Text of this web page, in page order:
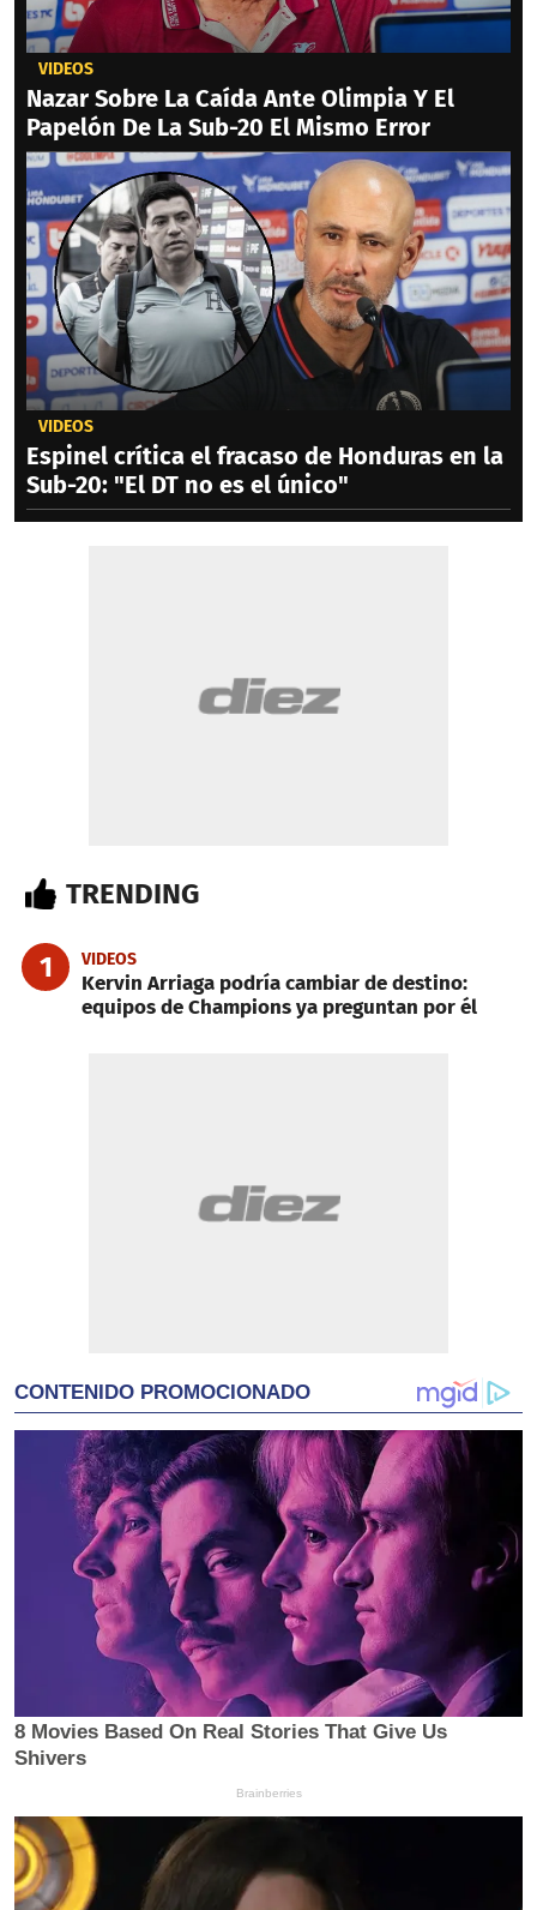
VIDEOS
Nazar Sobre La Caída Ante Olimpia Y El
Papelón De La Sub-20 El Mismo Error
VIDEOS
Espinel crítica el fracaso de Honduras en la
Sub-20: "El DT no es el único"
TRENDING
1 VIDEOS
Kervin Arriaga podría cambiar de destino:
equipos de Champions ya preguntan por él